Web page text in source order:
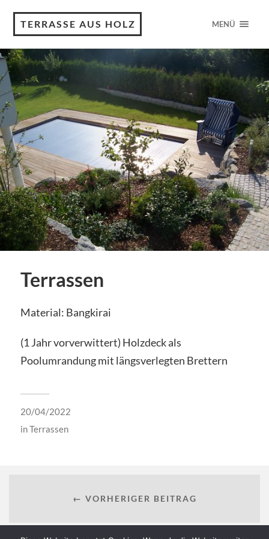
TERRASSE AUS HOLZ MENÜ
Terrassen
Material: Bangkirai
(1 Jahr vorverwittert) Holzdeck als
Poolumrandung mit längsverlegten Brettern
20/04/2022
inTerrassen
← VORHERIGER BEITRAG